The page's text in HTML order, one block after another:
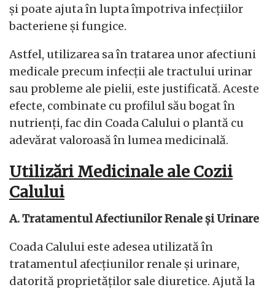
și poate ajuta în lupta împotriva infecțiilor
bacteriene și fungice.
Astfel, utilizarea sa în tratarea unor afectiuni
medicale precum infecții ale tractului urinar
sau probleme ale pielii, este justificată. Aceste
efecte, combinate cu profilul său bogat în
nutrienți, fac din Coada Calului o plantă cu
adevărat valoroasă în lumea medicinală.
Utilizări Medicinale ale Cozii
Calului
A. Tratamentul Afectiunilor Renale și Urinare
Coada Calului este adesea utilizată în
tratamentul afecțiunilor renale și urinare,
datorită proprietăților sale diuretice. Ajută la